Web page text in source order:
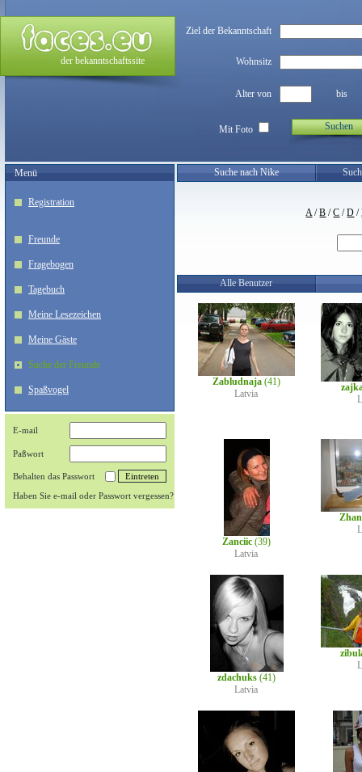
der bekanntschaftssite
Ziel der Bekanntschaft
Wohnsitz
Alter von bis
Mit Foto Suchen
Menü
Registration
Freunde
Fragebogen
Tagebuch
Meine Lesezeichen
Meine Gäste
Suche der Freunde
Spaßvogel
E-mail
Paßwort
Behalten das Passwort
Haben Sie e-mail oder Passwort vergessen?
Suche nach Nike
A/B /C /D /
Alle Benutzer
Zabludnaja (41)
Latvia
Zanciic (39)
Latvia
zdachuks (41)
Latvia